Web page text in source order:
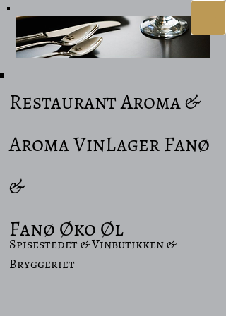
Restaurant Aroma &
Aroma VinLager Fanø
&
Fanø Øko Øl
Spisestedet & Vinbutikken &
Bryggeriet